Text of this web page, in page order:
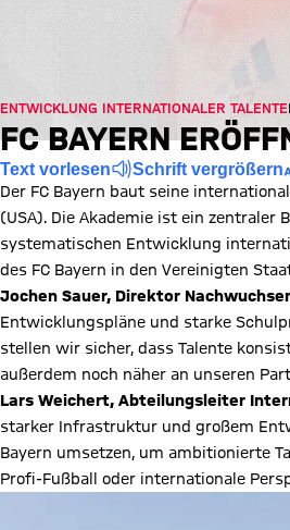
ENTWICKLUNG INTERNATIONALER TALENTE
FC BAYERN
Text vorlesen Schrift vergrößern
Der FC Bayern baut seine
(USA). Die Akademie ist ein zentraler
systematischen Entwicklung
des FC Bayern in den Vereinigten
Jochen Sauer, Direktor
Entwicklungspläne und starke
stellen wir sicher, dass Talente
außerdem noch näher an unseren
Lars Weichert, Abteilungsleiter
starker Infrastruktur und großem
Bayern umsetzen, um ambitionierte
Profi-Fußball oder internationale